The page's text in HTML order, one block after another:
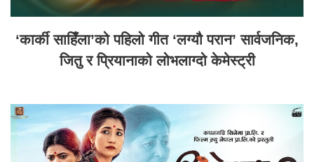
‘कार्की साहिँला’को पहिलो गीत ‘लग्यौ परान’ सार्वजनिक,
जितु र प्रियानाको लोभलाग्दो केमेस्ट्री